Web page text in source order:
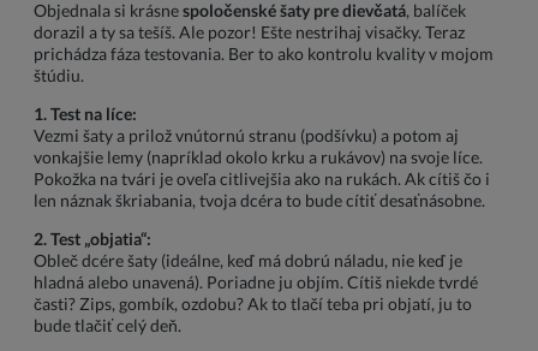
Objednala si krásnespoločenské šaty pre dievčatá, balíček
dorazil a ty sa tešíš. Ale pozor! Ešte nestrihaj visačky. Teraz
prichádza fáza testovania. Ber to ako kontrolu kvality v mojom
štúdiu.
1. Test na líce:
Vezmi šaty a prilož vnútornú stranu (podšívku) a potom aj
vonkajšie lemy (napríklad okolo krku a rukávov) na svoje líce.
Pokožka na tvári je oveľa citlivejšia ako na rukách. Ak cítiš čo i
len náznak škriabania, tvoja dcéra to bude cítiť desaťnásobne.
2. Test „objatia“:
Obleč dcére šaty (ideálne, keď má dobrú náladu, nie keď je
hladná alebo unavená). Poriadne ju objím. Cítiš niekde tvrdé
časti? Zips, gombík, ozdobu? Ak to tlačí teba pri objatí, ju to
bude tlačiť celý deň.